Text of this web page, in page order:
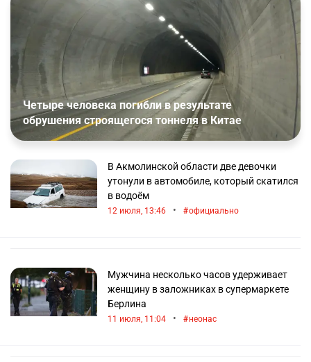
и других систем жизнеобеспечения населения.
В результате ЧП могут быть зарегистрированы:
смертельные случаи (человеческие жертвы);
причинение вреда здоровью человека или
группы людей;
повреждение материальных объектов;
большие материальные потери;
другие тяжелые последствия.
Государственным органом, регулирующим
политику предупреждения и устранения
последствий чрезвычайных ситуаций в Казахстане,
является Комитет по чрезвычайным ситуациям
Четыре человека погибли в результате
обрушения строящегося тоннеля в Китае
В Акмолинской области две девочки
утонули в автомобиле, который скатился
в водоём
12 июля, 13:46 • официально
Мужчина несколько часов удерживает
женщину в заложниках в супермаркете
Берлина
11 июля, 11:04 • неонас